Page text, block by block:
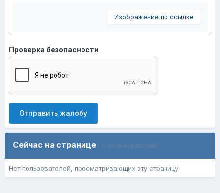
Изображение по ссылке
Проверка безопасности
Отправить жалобу
Сейчас на странице 0 пользователей
Нет пользователей, просматривающих эту страницу